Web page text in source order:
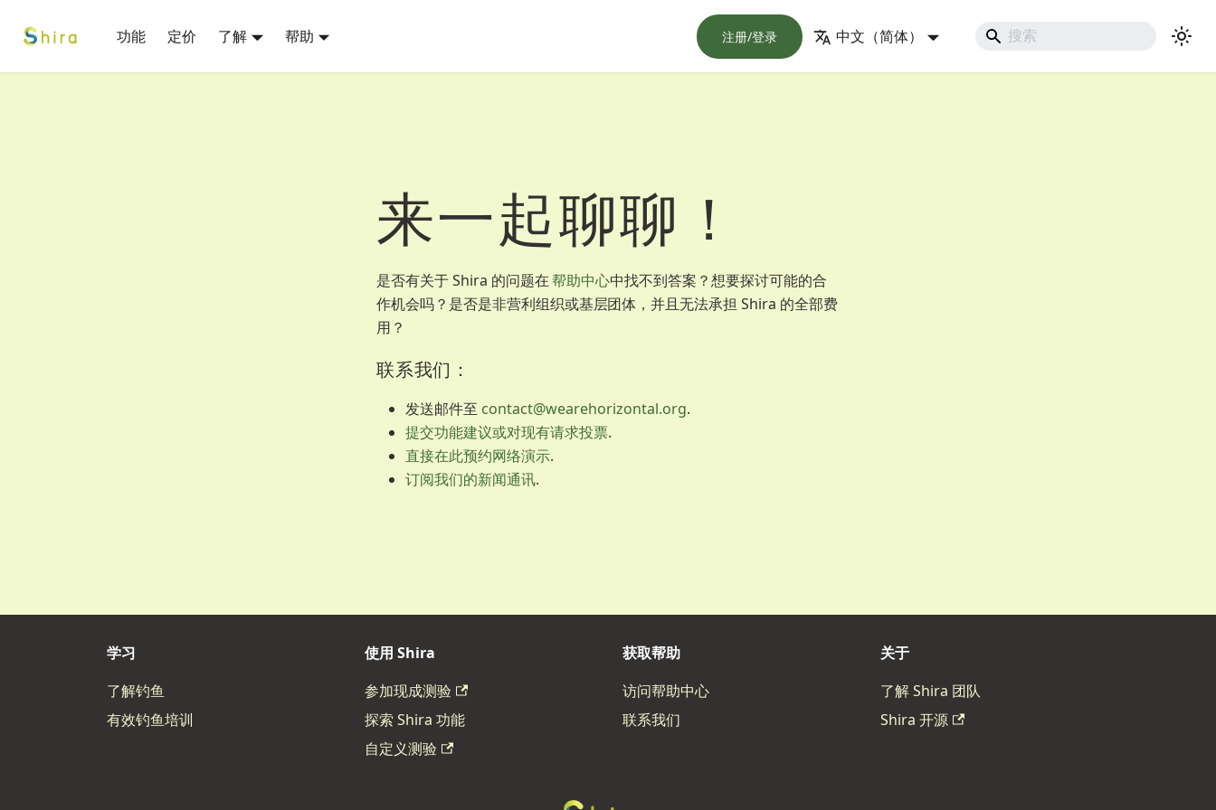
功能 定价 了解 帮助 注册/登录 中文（简体）
来一起聊聊！
是否有关于 Shira 的问题在 帮助中心中找不到答案？想要探讨可能的合
作机会吗？是否是非营利组织或基层团体，并且无法承担 Shira 的全部费
用？
联系我们：
发送邮件至 contact@wearehorizontal.org.
提交功能建议或对现有请求投票.
直接在此预约网络演示.
订阅我们的新闻通讯.
学习
了解钓鱼
有效钓鱼培训
使用 Shira
参加现成测验
探索 Shira 功能
自定义测验
获取帮助
访问帮助中心
联系我们
关于
了解 Shira 团队
Shira 开源